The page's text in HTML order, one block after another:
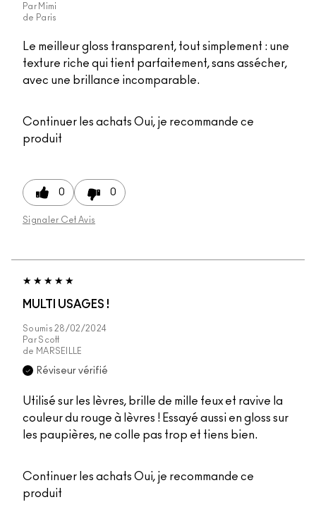
Par Mimi
de Paris
Le meilleur gloss transparent, tout simplement : une
texture riche qui tient parfaitement, sans assécher,
avec une brillance incomparable.
Continuer les achats Oui, je recommande ce
produit
0 0
Signaler Cet Avis
MULTI USAGES !
Soumis 28/02/2024
Par Scott
de MARSEILLE
Réviseur vérifié
Utilisé sur les lèvres, brille de mille feux et ravive la
couleur du rouge à lèvres ! Essayé aussi en gloss sur
les paupières, ne colle pas trop et tiens bien.
Continuer les achats Oui, je recommande ce
produit